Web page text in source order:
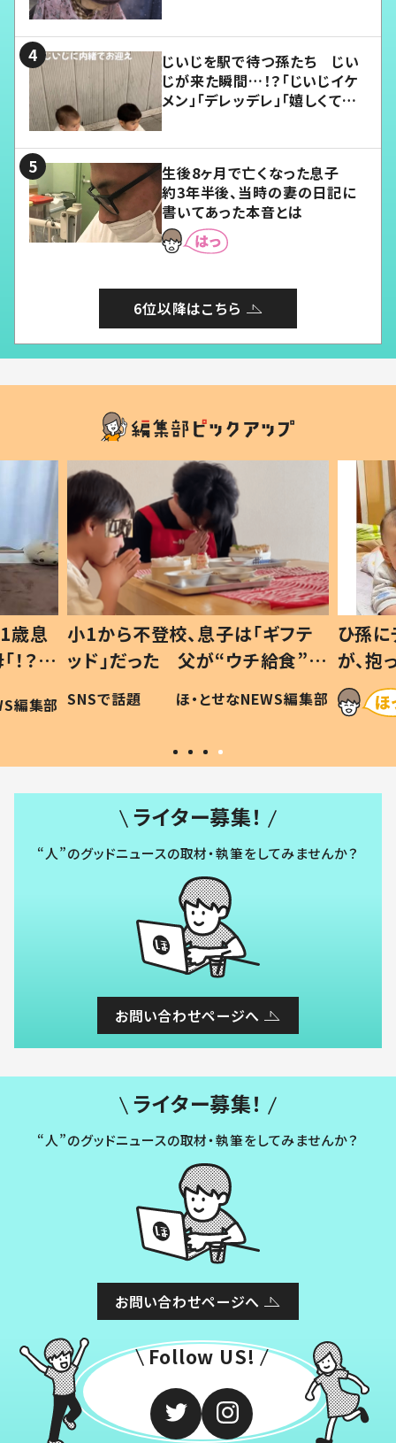
じいじを駅で待つ孫たち じい
じが来た瞬間…！？「じいじイケ
メン」「デレッデレ」「嬉しくて可
生後8ヶ月で亡くなった息子
約3年半後、当時の妻の日記に
書いてあった本音とは
6位以降はこちら
歳息
？」
編集部
小1から不登校、息子は「ギフテ
ッド」だった 父が“ウチ給食”を
作り続ける理由とは #令和の親
#令和の子
SNSで話題 ほ・とせなNEWS編集部
ひ孫
が、
「涙が
い」
ライター募集！
“人”のグッドニュースの取材・執筆をしてみませんか？
お問い合わせページへ
ライター募集！
“人”のグッドニュースの取材・執筆をしてみませんか？
お問い合わせページへ
Follow US!